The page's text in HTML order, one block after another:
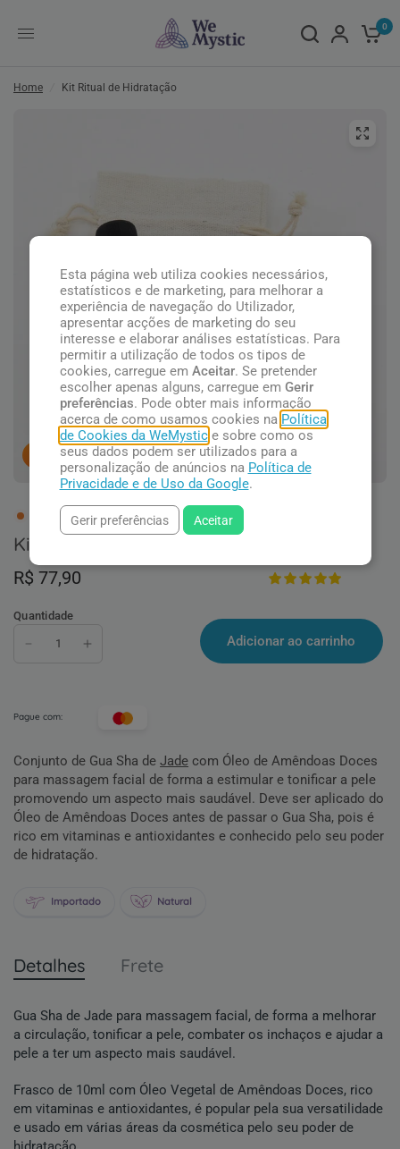
0
Home Kit Ritual de Hidratação
pessoas concluindo esta compra.
1 em estoque
Kit Ritual de Hidratação
R$ 77,90
Quantidade
Adicionar ao carrinho
Pague com:
Conjunto de Gua Sha deJade com Óleo de Amêndoas Doces
para massagem facial de forma a estimular e tonificar a pele
promovendo um aspecto mais saudável. Deve ser aplicado do
Óleo de Amêndoas Doces antes de passar o Gua Sha, pois é
rico em vitaminas e antioxidantes e conhecido pelo seu poder
de hidratação.
Importado Natural
Detalhes Frete
Gua Sha de Jade para massagem facial, de forma a melhorar
a circulação, tonificar a pele, combater os inchaços e ajudar a
pele a ter um aspecto mais saudável.
Frasco de 10ml com Óleo Vegetal de Amêndoas Doces, rico
em vitaminas e antioxidantes, é popular pela sua versatilidade
e usado em várias áreas da cosmética pelo seu poder de
Esta página web utiliza cookies necessários,
estatísticos e de marketing, para melhorar a
experiência de navegação do Utilizador,
apresentar acções de marketing do seu
interesse e elaborar análises estatísticas. Para
permitir a utilização de todos os tipos de
cookies, carregue em Aceitar. Se pretender
escolher apenas alguns, carregue em Gerir
preferências. Pode obter mais informação
acerca de como usamos cookies na Política
de Cookies da WeMystice sobre como os
seus dados podem ser utilizados para a
personalização de anúncios na Política de
Privacidade e de Uso da Google.
Gerir preferências Aceitar